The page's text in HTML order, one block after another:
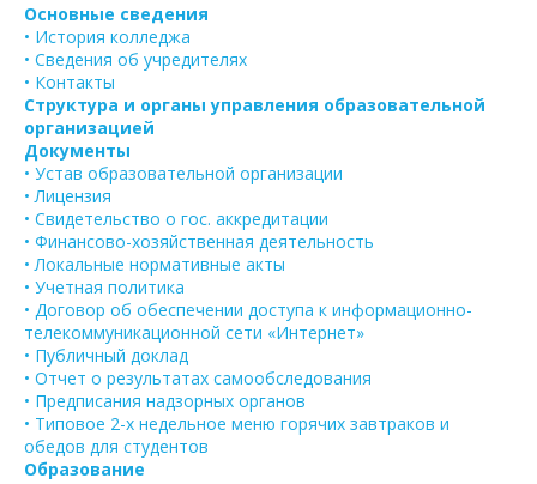
Основные сведения
• История колледжа
• Сведения об учредителях
• Контакты
Структура и органы управления образовательной
организацией
Документы
• Устав образовательной организации
• Лицензия
• Свидетельство о гос. аккредитации
• Финансово-хозяйственная деятельность
• Локальные нормативные акты
• Учетная политика
• Договор об обеспечении доступа к информационно-
телекоммуникационной сети «Интернет»
• Публичный доклад
• Отчет о результатах самообследования
• Предписания надзорных органов
• Типовое 2-х недельное меню горячих завтраков и
обедов для студентов
Образование